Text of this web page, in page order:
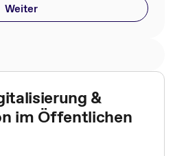
Weiter
&
im Öffentlichen